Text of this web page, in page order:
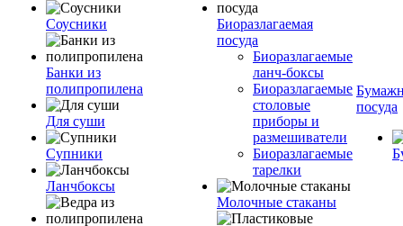
Соусники
Банки из
полипропилена
Для суши
Супники
Ланчбоксы
Биоразлагаемая
посуда
Биоразлагаемые
ланч-боксы
Биоразлагаемые
столовые
приборы и
размешиватели
Биоразлагаемые
тарелки
Молочные стаканы
посуда